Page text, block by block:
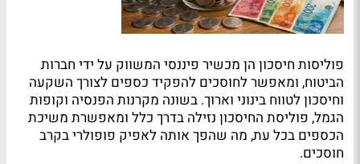
פוליסות חיסכון הן מכשיר פיננסי המשווק על ידי חברות
הביטוח, ומאפשר לחוסכים להפקיד כספים לצורך השקעה
וחיסכון לטווח בינוני וארוך. בשונה מקרנות הפנסיה וקופות
הגמל, פוליסת החיסכון נזילה בדרך כלל ומאפשרת משיכת
הכספים בכל עת, מה שהפך אותה לאפיק פופולרי בקרב
חוסכים.